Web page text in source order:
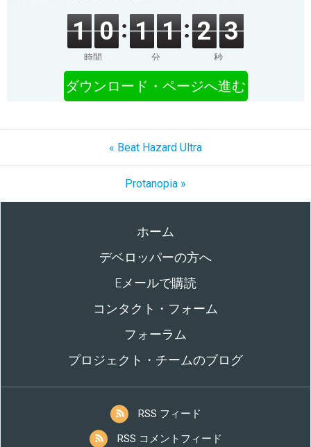
1 0
時間
1 1
分
2 3
秒
ダウンロード・ページへ進む
« Beat Hazard Ultra
Protanopia »
ホーム
デベロッパーの方へ
Eメールで購読
コンタクト・フォーム
フォーラム
プロジェクト・チームのブログ
RSS フィード
RSS コメントフィード